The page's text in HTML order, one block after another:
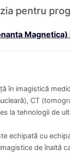
pentru
Magnetica)
în imagistică
CT
la tehnologii de
echipată cu
de înaltă